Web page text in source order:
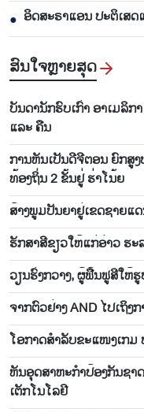
● ອິດສະຣາແອນ ປະຕິເສ
ສົນ​ໃຈ​ຫຼາຍ​ສຸດ
ບັນດານັກຮົບເກົ່າ ອາເມລິ
ແລະ ຄືນ
ການຫັນເປັນດີຈີຕອນ ຍົກສູ
ທ້ອງຖິ່ນ 2 ຂັ້ນຢູ່ ຮ່າໂນ້ຍ
ສ້າງພູມປັນຍາຢູ່ເຂດຊາຍແ
ຮັກສາສີຂຽວໃຫ້ແກ່ອ່າວ ຮ
ວຽນຮົ່ງກວາງ, ຜູ້ຟື້ນຟູສີໃຫ້
ຈາກຕົວຢ່າງ AND ໄປເຖິ
ໂອ​ກາດສຳລັບ​ຂະ​ແໜງເກມ
ຫັນ​ອຸດ​ສາ​ຫະ​ກຳ​ປ້ອງ​ກັນ​ຊ
ເຕັກ​ໂນ​ໂລ​ຢີ